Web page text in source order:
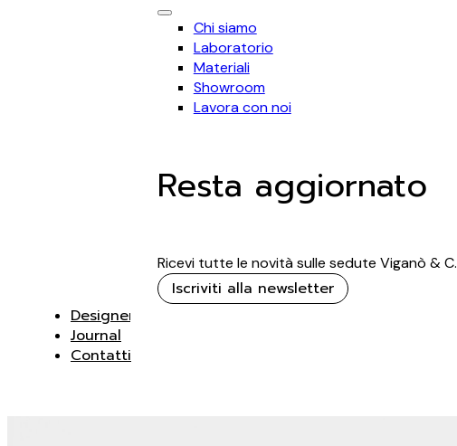
Chi siamo
Laboratorio
Materiali
Showroom
Lavora con noi
Resta aggiornato
Ricevi tutte le novità sulle sedute Viganò & C.
Iscriviti alla newsletter
Designer
Journal
Contatti